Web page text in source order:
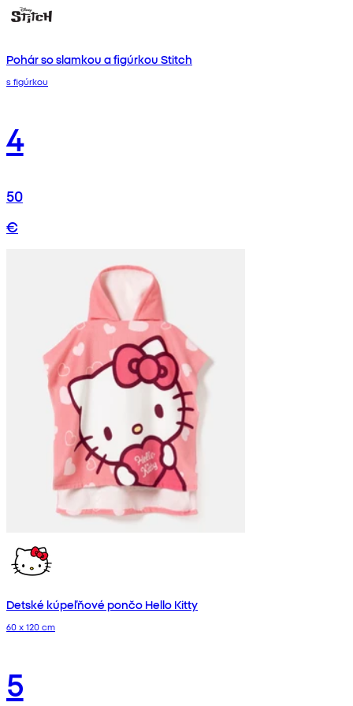
Pohár so slamkou a figúrkou Stitch
s figúrkou
4
50
€
Detské kúpeľňové pončo Hello Kitty
60 x 120 cm
5